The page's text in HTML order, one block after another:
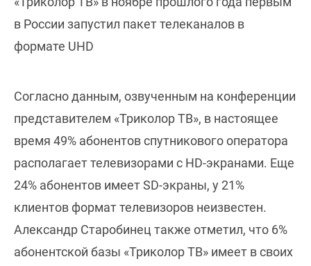
в России запустил пакет телеканалов в
формате UHD
Согласно данным, озвученным на конференции
представителем «Триколор ТВ», в настоящее
время 49% абонентов спутникового оператора
располагает телевизорами с HD-экранами. Еще
24% абонентов имеет SD-экраны, у 21%
клиентов формат телевизоров неизвестен.
Александр Старобинец также отметил, что 6%
абонентской базы «Триколор ТВ» имеет в своих